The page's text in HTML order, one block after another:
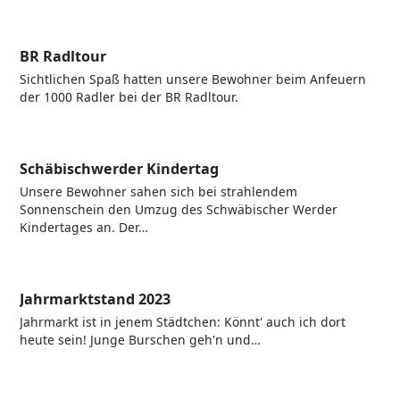
BR Radltour
Sichtlichen Spaß hatten unsere Bewohner beim Anfeuern
der 1000 Radler bei der BR Radltour.
Schäbischwerder Kindertag
Unsere Bewohner sahen sich bei strahlendem
Sonnenschein den Umzug des Schwäbischer Werder
Kindertages an. Der…
Jahrmarktstand 2023
Jahrmarkt ist in jenem Städtchen: Könnt' auch ich dort
heute sein! Junge Burschen geh'n und…